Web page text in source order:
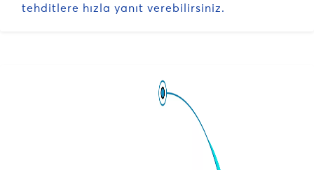
tehditlere hızla yanıt verebilirsiniz.